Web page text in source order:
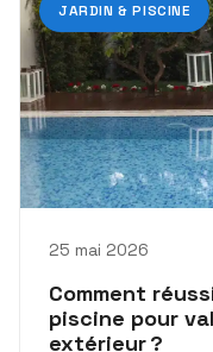
JARDIN & PISCINE
25 mai 2026
Comment
piscine pour
extérieur ?